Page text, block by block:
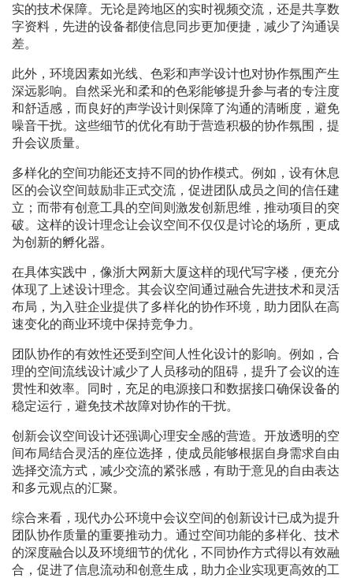
实的技术保障。无论是跨地区的实时视频交流，还是共享数
字资料，先进的设备都使信息同步更加便捷，减少了沟通误
差。
此外，环境因素如光线、色彩和声学设计也对协作氛围产生
深远影响。自然采光和柔和的色彩能够提升参与者的专注度
和舒适感，而良好的声学设计则保障了沟通的清晰度，避免
噪音干扰。这些细节的优化有助于营造积极的协作氛围，提
升会议质量。
多样化的空间功能还支持不同的协作模式。例如，设有休息
区的会议空间鼓励非正式交流，促进团队成员之间的信任建
立；而带有创意工具的空间则激发创新思维，推动项目的突
破。这样的设计理念让会议空间不仅仅是讨论的场所，更成
为创新的孵化器。
在具体实践中，像浙大网新大厦这样的现代写字楼，便充分
体现了上述设计理念。其会议空间通过融合先进技术和灵活
布局，为入驻企业提供了多样化的协作环境，助力团队在高
速变化的商业环境中保持竞争力。
团队协作的有效性还受到空间人性化设计的影响。例如，合
理的空间流线设计减少了人员移动的阻碍，提升了会议的连
贯性和效率。同时，充足的电源接口和数据接口确保设备的
稳定运行，避免技术故障对协作的干扰。
创新会议空间设计还强调心理安全感的营造。开放透明的空
间布局结合灵活的座位选择，使成员能够根据自身需求自由
选择交流方式，减少交流的紧张感，有助于意见的自由表达
和多元观点的汇聚。
综合来看，现代办公环境中会议空间的创新设计已成为提升
团队协作质量的重要推动力。通过空间功能的多样化、技术
的深度融合以及环境细节的优化，不同协作方式得以有效融
合，促进了信息流动和创意生成，助力企业实现更高效的工